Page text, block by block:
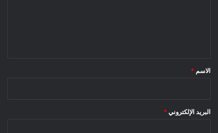
*
الاسم *
البريد الإلكتروني *